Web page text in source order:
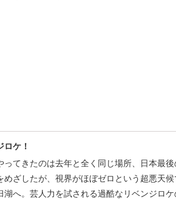
ケ！
てきたのは去年と全く同じ場所、日本最
ざしたが、視界がほぼゼロという超悪天
へ。芸人力を試される過酷なリベンジロ